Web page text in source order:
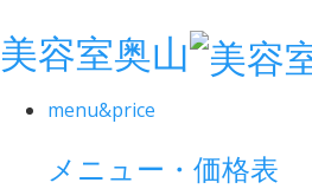
美容室奥山
menu&price
メニュー・価格表